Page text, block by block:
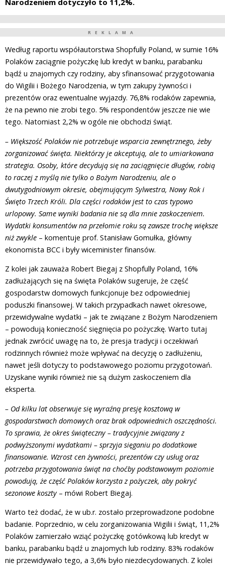
Narodzeniem dotyczyło to 11,2%.
REKLAMA
Według raportu współautorstwa Shopfully Poland, w sumie 16%
Polaków zaciągnie pożyczkę lub kredyt w banku, parabanku
bądź u znajomych czy rodziny, aby sfinansować przygotowania
do Wigilii i Bożego Narodzenia, w tym zakupy żywności i
prezentów oraz ewentualne wyjazdy. 76,8% rodaków zapewnia,
że na pewno nie zrobi tego. 5% respondentów jeszcze nie wie
tego. Natomiast 2,2% w ogóle nie obchodzi świąt.
– Większość Polaków nie potrzebuje wsparcia zewnętrznego, żeby
zorganizować święta. Niektórzy je akceptują, ale to umiarkowana
strategia. Osoby, które decydują się na zaciągnięcie długów, robią
to raczej z myślą nie tylko o Bożym Narodzeniu, ale o
dwutygodniowym okresie, obejmującym Sylwestra, Nowy Rok i
Święto Trzech Króli. Dla części rodaków jest to czas typowo
urlopowy. Same wyniki badania nie są dla mnie zaskoczeniem.
Wydatki konsumentów na przełomie roku są zawsze trochę większe
niż zwykle – komentuje prof. Stanisław Gomułka, główny
ekonomista BCC i były wiceminister finansów.
Z kolei jak zauważa Robert Biegaj z Shopfully Poland, 16%
zadłużających się na święta Polaków sugeruje, że część
gospodarstw domowych funkcjonuje bez odpowiedniej
poduszki finansowej. W takich przypadkach nawet okresowe,
przewidywalne wydatki – jak te związane z Bożym Narodzeniem
– powodują konieczność sięgnięcia po pożyczkę. Warto tutaj
jednak zwrócić uwagę na to, że presja tradycji i oczekiwań
rodzinnych również może wpływać na decyzję o zadłużeniu,
nawet jeśli dotyczy to podstawowego poziomu przygotowań.
Uzyskane wyniki również nie są dużym zaskoczeniem dla
eksperta.
– Od kilku lat obserwuje się wyraźną presję kosztową w
gospodarstwach domowych oraz brak odpowiednich oszczędności.
To sprawia, że okres świąteczny – tradycyjnie związany z
podwyższonymi wydatkami – sprzyja sięganiu po dodatkowe
finansowanie. Wzrost cen żywności, prezentów czy usług oraz
potrzeba przygotowania świąt na choćby podstawowym poziomie
powodują, że część Polaków korzysta z pożyczek, aby pokryć
sezonowe koszty– mówi Robert Biegaj.
Warto też dodać, że w ub.r. zostało przeprowadzone podobne
badanie. Poprzednio, w celu zorganizowania Wigilii i świąt, 11,2%
Polaków zamierzało wziąć pożyczkę gotówkową lub kredyt w
banku, parabanku bądź u znajomych lub rodziny. 83% rodaków
nie przewidywało tego, a 3,6% było niezdecydowanych. Z kolei